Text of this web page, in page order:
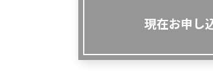
現在お申し